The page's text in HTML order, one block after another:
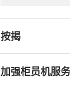
按揭
加强柜员机服